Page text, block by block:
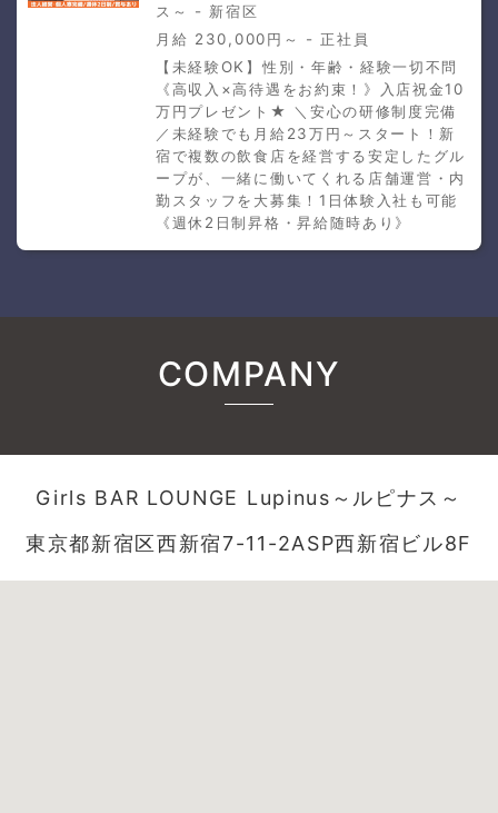
ス～ - 新宿区
月給 230,000円～ - 正社員
【未経験OK】性別・年齢・経験一切不問
《高収入×高待遇をお約束！》入店祝金10
万円プレゼント★ ＼安心の研修制度完備
／未経験でも月給23万円～スタート！新
宿で複数の飲食店を経営する安定したグル
ープが、一緒に働いてくれる店舗運営・内
勤スタッフを大募集！1日体験入社も可能
《週休2日制昇格・昇給随時あり》
COMPANY
Girls BAR LOUNGE Lupinus～ルピナス～
東京都新宿区西新宿7-11-2ASP西新宿ビル8F